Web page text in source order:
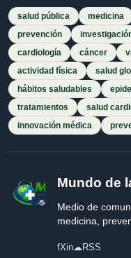
salud pública medicina
prevención
cardiología
cáncer
actividad física
salud
hábitos saludables
tratamientos
salud
innovación médica
Mundo de
Medio de
medicina,
fXin☁RSS